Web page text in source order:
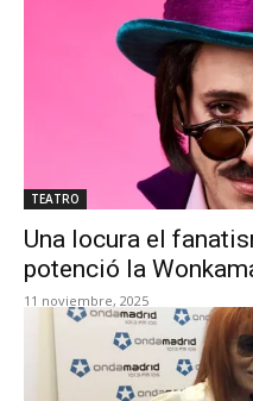
TEATRO
Una locura el
potenció la
11 noviembre, 2025